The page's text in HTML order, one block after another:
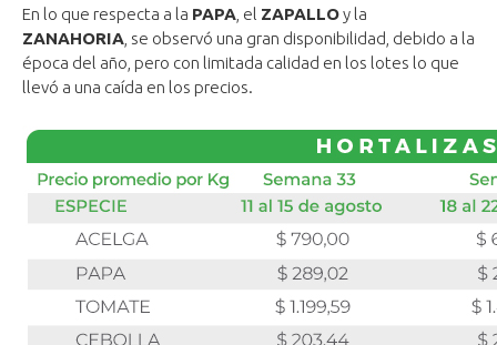
En lo que respecta a la PAPA , el ZAPALLOy la
ZANAHORIA , se observó una gran disponibilidad, debido a la
época del año, pero con limitada calidad en los lotes lo que
llevó a una caída en los precios.